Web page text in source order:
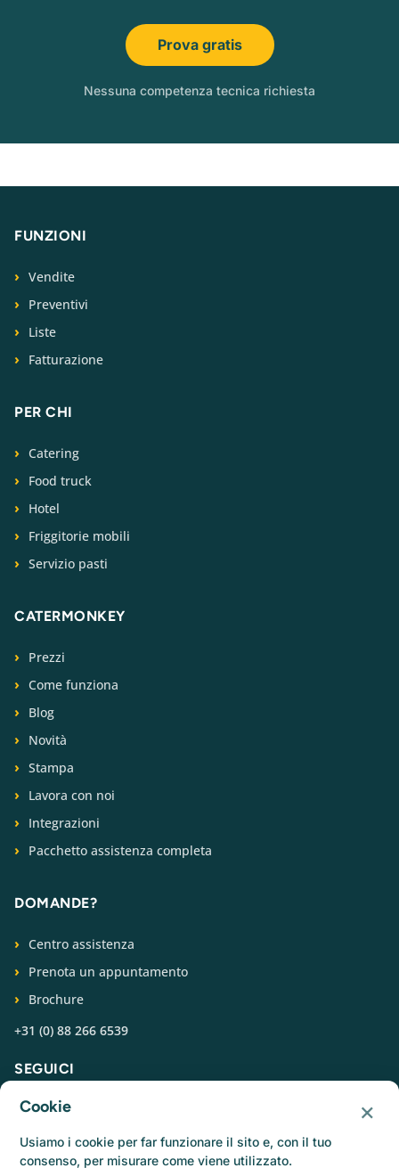
Prova gratis
Nessuna competenza tecnica richiesta
FUNZIONI
Vendite
Preventivi
Liste
Fatturazione
PER CHI
Catering
Food truck
Hotel
Friggitorie mobili
Servizio pasti
CATERMONKEY
Prezzi
Come funziona
Blog
Novità
Stampa
Lavora con noi
Integrazioni
Pacchetto assistenza completa
DOMANDE?
Centro assistenza
Prenota un appuntamento
Brochure
+31 (0) 88 266 6539
SEGUICI
Cookie ×
Usiamo i cookie per far funzionare il sito e, con il tuo
consenso, per misurare come viene utilizzato.